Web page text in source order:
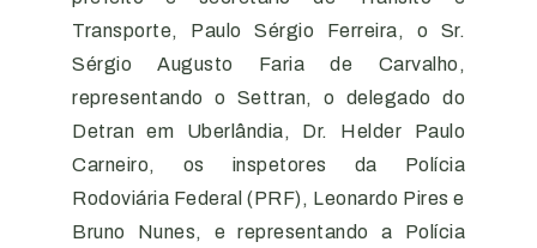
Transporte, Paulo Sérgio Ferreira, o Sr.
Sérgio Augusto Faria de Carvalho,
representando o Settran, o delegado do
Detran em Uberlândia, Dr. Helder Paulo
Carneiro, os inspetores da Polícia
Rodoviária Federal (PRF), Leonardo Pires e
Bruno Nunes, e representando a Polícia